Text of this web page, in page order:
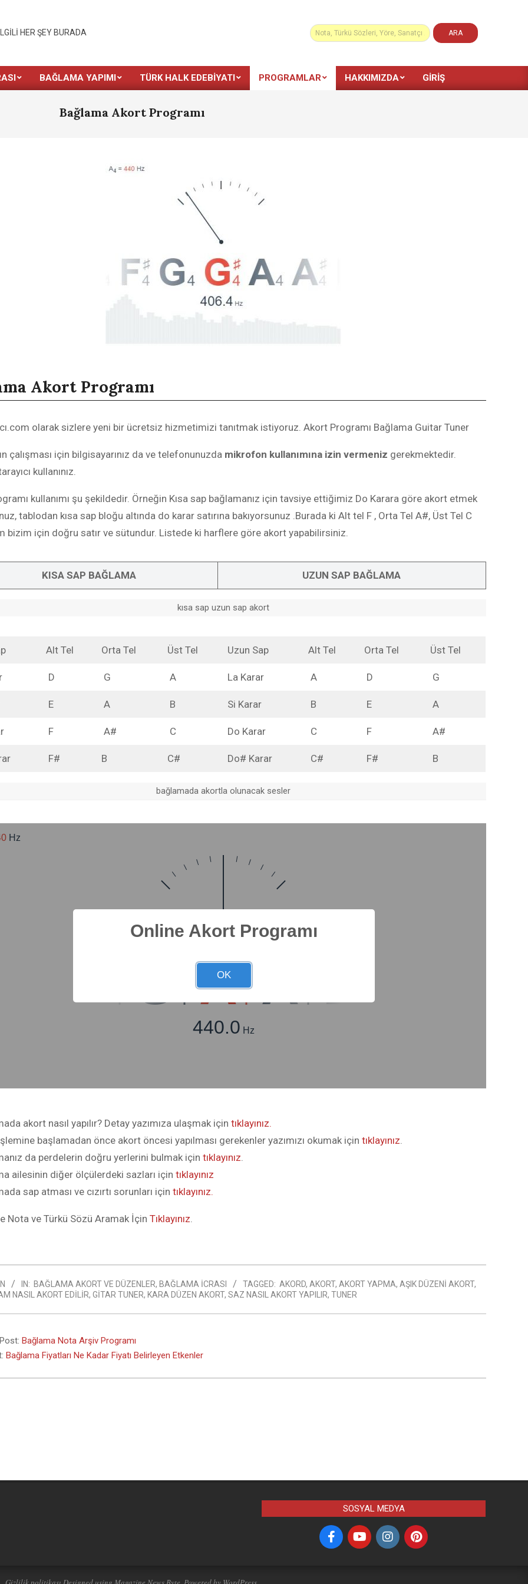
HER ŞEY BURADA
BAĞLAMA YAPIMI TÜRK HALK EDEBIYATI PROGRAMLAR HAKKIMIZDA GIRIŞ
Bağlama Akort Programı
football uniforms
jersey
jersey
state jersey
jersey
jersey
jersey
lee jersey
Akort Programı
jersey
jersey
jerseys
jersey
Jerseys
Football Uniforms
football jerseys
olarak sizlere yeni bir ücretsiz hizmetimizi tanıtmak istiyoruz. Akort Programı Bağlama Guitar Tuner
çalışması için bilgisayarınız da ve telefonunuzda mikrofon kullanımına izin vermeniz gerekmektedir.
kullanınız.
kullanımı şu şekildedir. Örneğin Kısa sap bağlamanız için tavsiye ettiğimiz Do Karara göre akort etmek
tablodan kısa sap bloğu altında do karar satırına bakıyorsunuz .Burada ki Alt tel F , Orta Tel A#, Üst Tel C
bizim için doğru satır ve sütundur. Listede ki harflere göre akort yapabilirsiniz.
KISA SAP BAĞLAMA UZUN SAP BAĞLAMA
kısa sap uzun sap akort
Alt Tel Orta Tel Üst Tel Uzun Sap Alt Tel Orta Tel Üst Tel
D G A La Karar A D G
E A B Si Karar B E A
F A# C Do Karar C F A#
F# B C# Do# Karar C# F# B
bağlamada akortla olunacak sesler
akort nasıl yapılır? Detay yazımıza ulaşmak için tıklayınız.
başlamadan önce akort öncesi yapılması gerekenler yazımızı okumak için tıklayınız.
da perdelerin doğru yerlerini bulmak için tıklayınız.
ailesinin diğer ölçülerdeki sazları için tıklayınız
sap atması ve cızırtı sorunları için tıklayınız.
Nota ve Türkü Sözü Aramak İçin Tıklayınız.
IN: BAĞLAMA AKORT VE DÜZENLER, BAĞLAMA İCRASI TAGGED: AKORD, AKORT, AKORT YAPMA, AŞIK DÜZENI AKORT,
NASIL AKORT EDILIR, GITAR TUNER, KARA DÜZEN AKORT, SAZ NASIL AKORT YAPILIR, TUNER
Bağlama Nota Arşiv Programı
Bağlama Fiyatları Ne Kadar Fiyatı Belirleyen Etkenler
TÜRK HALK MÜZIĞI
Türk Halk Müziği Genel Bakış Özet custom ohio state jersey justin
SOSYAL MEDYA